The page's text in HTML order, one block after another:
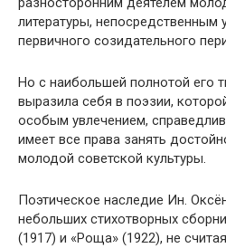
литературы, непосредственным
первичного созидательного
Но с наибольшей полнотой его
выразила себя в поэзии,
особым увлечением,
имеет все права занять
молодой советской культуры.
Поэтическое наследие Ин.
небольших стихотворных
(1917) и «Роща» (1922), не